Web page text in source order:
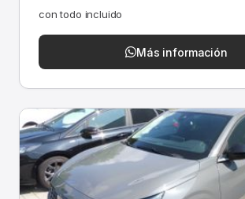
con todo incluido
Más información